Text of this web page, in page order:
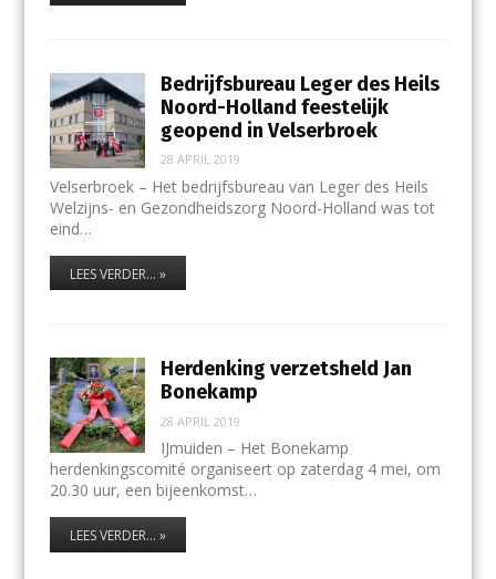
Bedrijfsbureau Leger des Heils
Noord-Holland feestelijk
geopend in Velserbroek
28 APRIL 2019
Velserbroek – Het bedrijfsbureau van Leger des Heils
Welzijns- en Gezondheidszorg Noord-Holland was tot
eind…
LEES VERDER... »
Herdenking verzetsheld Jan
Bonekamp
28 APRIL 2019
IJmuiden – Het Bonekamp
herdenkingscomité organiseert op zaterdag 4 mei, om
20.30 uur, een bijeenkomst…
LEES VERDER... »